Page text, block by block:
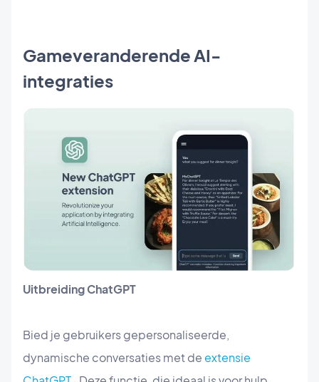
Gameveranderende AI-
integraties
Uitbreiding ChatGPT
Bied je gebruikers gepersonaliseerde,
dynamische conversaties met de extensie